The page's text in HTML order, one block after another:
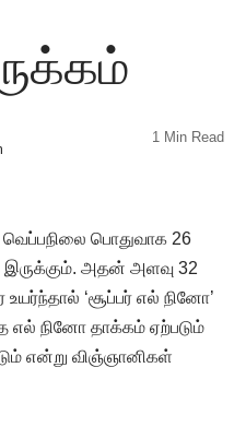
1 Min Read
வெப்பநிலை பொதுவாக 26
இருக்கும். அதன் அளவு 32
உயர்ந்தால் ‘சூப்பர் எல் நினோ’
எல் நினோ தாக்கம் ஏற்படும்
என்று விஞ்ஞானிகள்